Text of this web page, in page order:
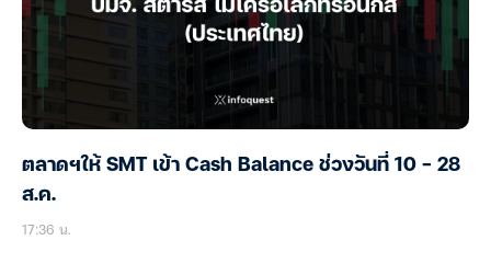
ตลาดฯให้ SMT เข้า Cash Balance ช่วงวันที่ 10 – 28
ส.ค.
17:36 น.